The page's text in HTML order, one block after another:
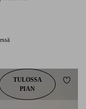
TULOSSA
PIAN
Lisää